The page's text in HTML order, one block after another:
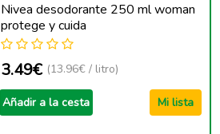
Nivea desodorante 250 ml woman
protege y cuida
3.49€ (13.96€ / litro)
Añadir a la cesta Mi lista